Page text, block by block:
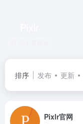
排序 发布 更新
Pixlr官网